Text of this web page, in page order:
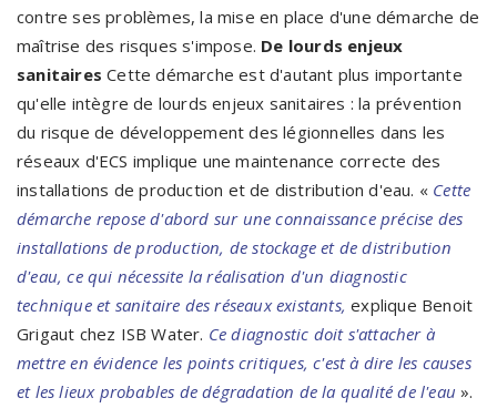
contre ses problèmes, la mise en place d'une démarche de
maîtrise des risques s'impose. De lourds enjeux
sanitaires Cette démarche est d'autant plus importante
qu'elle intègre de lourds enjeux sanitaires : la prévention
du risque de développement des légionnelles dans les
réseaux d'ECS implique une maintenance correcte des
installations de production et de distribution d'eau. « Cette
démarche repose d'abord sur une connaissance précise des
installations de production, de stockage et de distribution
d'eau, ce qui nécessite la réalisation d'un diagnostic
technique et sanitaire des réseaux existants,explique Benoit
Grigaut chez ISB Water. Ce diagnostic doit s'attacher à
mettre en évidence les points critiques, c'est à dire les causes
et les lieux probables de dégradation de la qualité de l'eau».